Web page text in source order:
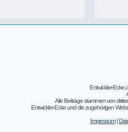
Entwickler-
Alle Beiträge stammen von
Entwickler-Ecke und die zugehörigen
Impressum|